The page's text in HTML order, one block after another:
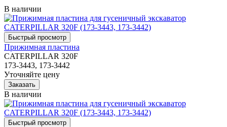
В наличии
Прижимная пластина
CATERPILLAR 320F
173-3443, 173-3442
Уточняйте цену
В наличии